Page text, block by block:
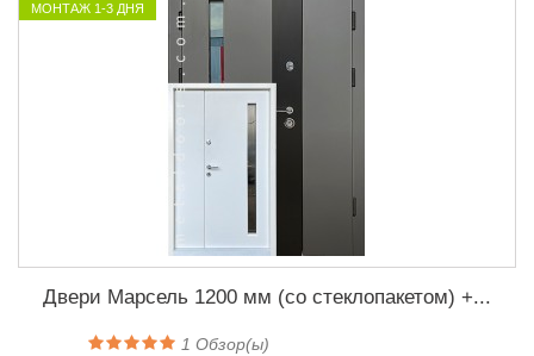
МОНТАЖ 1-3 ДНЯ
Двери Марсель 1200 мм (со стеклопакетом) +...
1 Обзор(ы)